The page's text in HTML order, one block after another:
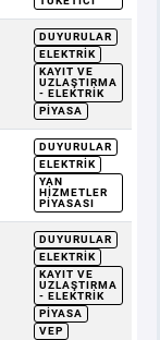
DUYURULAR
ELEKTRIK
KAYIT VE
UZLAŞTIRMA
- ELEKTRIK
PIYASA
DUYURULAR
ELEKTRIK
YAN
HIZMETLER
PIYASASI
DUYURULAR
ELEKTRIK
KAYIT VE
UZLAŞTIRMA
- ELEKTRIK
PIYASA
VEP